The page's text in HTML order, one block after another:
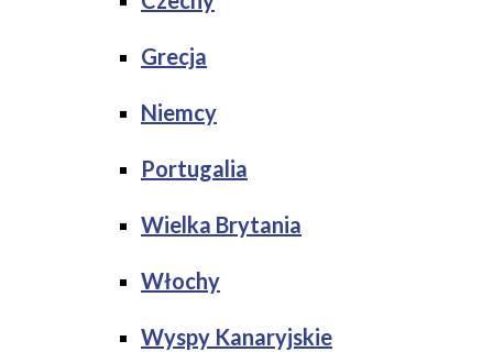
Grecja
Niemcy
Portugalia
Wielka Brytania
Włochy
Wyspy Kanaryjskie